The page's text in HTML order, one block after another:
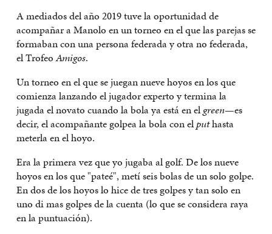
A mediados del año 2019 tuve la oportunidad de
acompañar a Manolo en un torneo en el que las parejas se
formaban con una persona federada y otra no federada,
el TrofeoAmigos.
Un torneo en el que se juegan nueve hoyos en los que
comienza lanzando el jugador experto y termina la
jugada el novato cuando la bola ya está en elgreen—es
decir, el acompañante golpea la bola con elputhasta
meterla en el hoyo.
Era la primera vez que yo jugaba al golf. De los nueve
hoyos en los que "pateé", metí seis bolas de un solo golpe.
En dos de los hoyos lo hice de tres golpes y tan solo en
uno di mas golpes de la cuenta (lo que se considera raya
en la puntuación).